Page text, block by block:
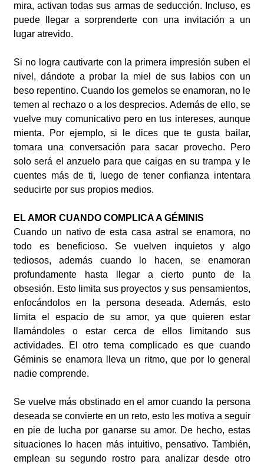
mira, activan todas sus armas de seducción. Incluso, es
puede llegar a sorprenderte con una invitación a un
lugar atrevido.
Si no logra cautivarte con la primera impresión suben el
nivel, dándote a probar la miel de sus labios con un
beso repentino. Cuando los gemelos se enamoran, no le
temen al rechazo o a los desprecios. Además de ello, se
vuelve muy comunicativo pero en tus intereses, aunque
mienta. Por ejemplo, si le dices que te gusta bailar,
tomara una conversación para sacar provecho. Pero
solo será el anzuelo para que caigas en su trampa y le
cuentes más de ti, luego de tener confianza intentara
seducirte por sus propios medios.
EL AMOR CUANDO COMPLICA A GÉMINIS
Cuando un nativo de esta casa astral se enamora, no
todo es beneficioso. Se vuelven inquietos y algo
tediosos, además cuando lo hacen, se enamoran
profundamente hasta llegar a cierto punto de la
obsesión. Esto limita sus proyectos y sus pensamientos,
enfocándolos en la persona deseada. Además, esto
limita el espacio de su amor, ya que quieren estar
llamándoles o estar cerca de ellos limitando sus
actividades. El otro tema complicado es que cuando
Géminis se enamora lleva un ritmo, que por lo general
nadie comprende.
Se vuelve más obstinado en el amor cuando la persona
deseada se convierte en un reto, esto les motiva a seguir
en pie de lucha por ganarse su amor. De hecho, estas
situaciones lo hacen más intuitivo, pensativo. También,
emplean su segundo rostro para analizar desde otro